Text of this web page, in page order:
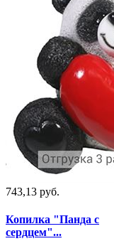
743,13 руб.
Копилка "Панда с
сердцем"...